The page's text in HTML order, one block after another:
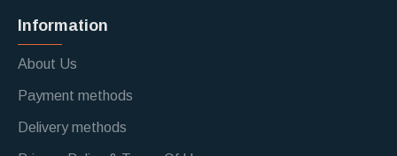
Information
About Us
Payment methods
Delivery methods